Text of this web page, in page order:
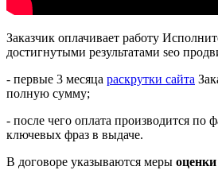
Заказчик оплачивает работу
достигнутыми результатами seo
- первые 3 месяца раскрутки сайта
полную сумму;
- после чего оплата производится по
ключевых фраз в выдаче.
В договоре указываются меры